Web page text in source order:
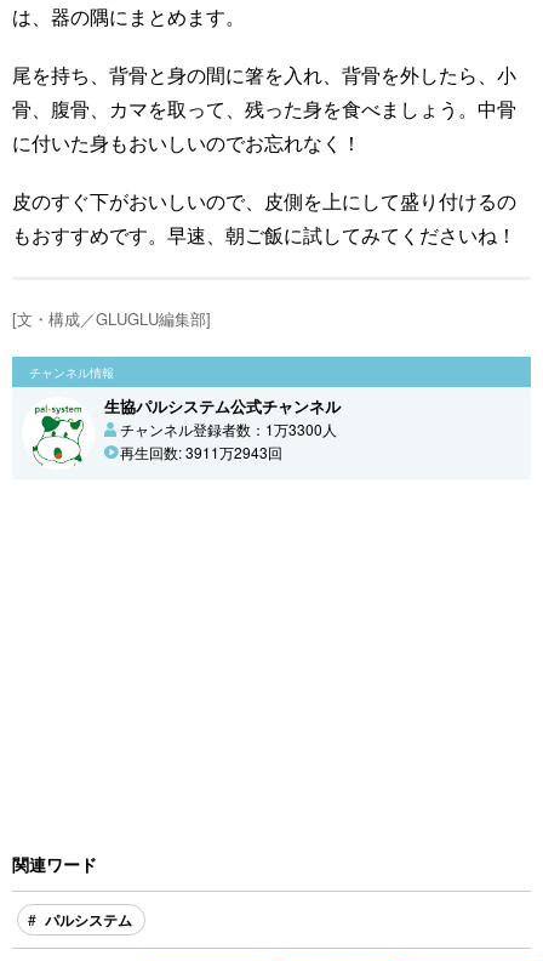
は、器の隅にまとめます。
尾を持ち、背骨と身の間に箸を入れ、背骨を外したら、小
骨、腹骨、カマを取って、残った身を食べましょう。中骨
に付いた身もおいしいのでお忘れなく！
皮のすぐ下がおいしいので、皮側を上にして盛り付けるの
もおすすめです。早速、朝ご飯に試してみてくださいね！
[文・構成／GLUGLU編集部]
チャンネル情報
生協パルシステム公式チャンネル
チャンネル登録者数：1万3300人
再生回数: 3911万2943回
関連ワード
パルシステム